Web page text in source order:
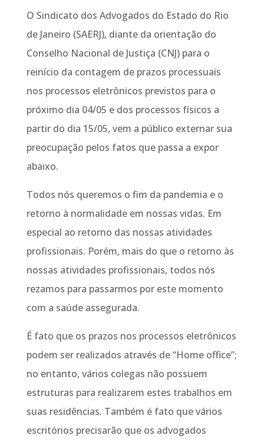
O Sindicato dos Advogados do Estado do Rio
de Janeiro (SAERJ), diante da orientação do
Conselho Nacional de Justiça (CNJ) para o
reinício da contagem de prazos processuais
nos processos eletrônicos previstos para o
próximo dia 04/05 e dos processos físicos a
partir do dia 15/05, vem a público externar sua
preocupação pelos fatos que passa a expor
abaixo.
Todos nós queremos o fim da pandemia e o
retorno à normalidade em nossas vidas. Em
especial ao retorno das nossas atividades
profissionais. Porém, mais do que o retorno às
nossas atividades profissionais, todos nós
rezamos para passarmos por este momento
com a saúde assegurada.
É fato que os prazos nos processos eletrônicos
podem ser realizados através de “Home office”;
no entanto, vários colegas não possuem
estruturas para realizarem estes trabalhos em
suas residências. Também é fato que vários
escritórios precisarão que os advogados